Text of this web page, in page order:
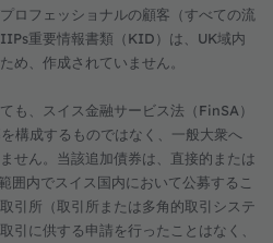
ロフェッショナルの顧客（すべての流
重要情報書類（KID）は、UK域内
め、作成されていません。
も、スイス金融サービス法（FinSA）
構成するものではなく、一般大衆へ
せん。当該追加債券は、直接的または
囲内でスイス国内において公募するこ
引所（取引所または多角的取引システ
引に供する申請を行ったことはなく、